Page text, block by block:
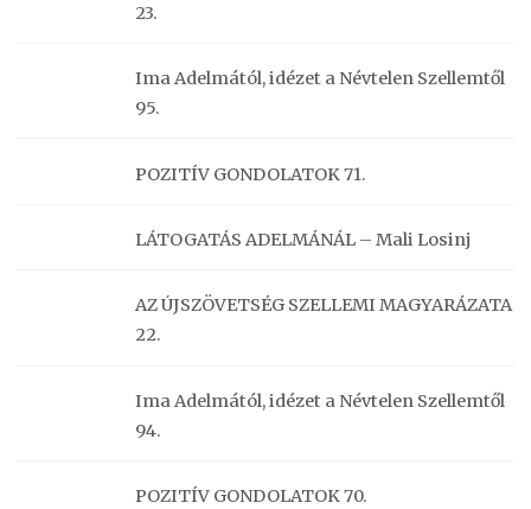
23.
Ima Adelmától, idézet a Névtelen Szellemtől
95.
POZITÍV GONDOLATOK 71.
LÁTOGATÁS ADELMÁNÁL – Mali Losinj
AZ ÚJSZÖVETSÉG SZELLEMI MAGYARÁZATA
22.
Ima Adelmától, idézet a Névtelen Szellemtől
94.
POZITÍV GONDOLATOK 70.